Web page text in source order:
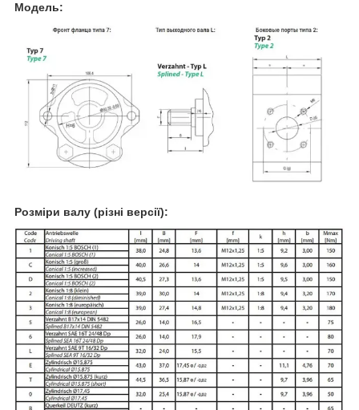
Модель:
Розміри валу (різні версії):